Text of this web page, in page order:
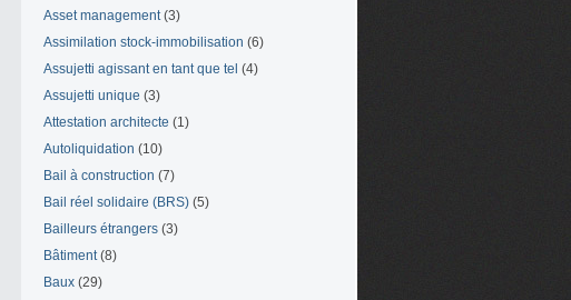
Asset management(3)
Assimilation stock-immobilisation (6)
Assujetti agissant en tant que tel (4)
Assujetti unique (3)
Attestation architecte (1)
Autoliquidation (10)
Bail à construction (7)
Bail réel solidaire (BRS) (5)
Bailleurs étrangers (3)
Bâtiment(8)
Baux (29)